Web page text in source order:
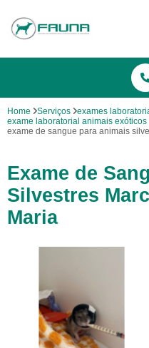
Home Serviços
exames
exame laboratorial animais exóticos
exame de sangue para animais
Exame de
Silvestres
Maria